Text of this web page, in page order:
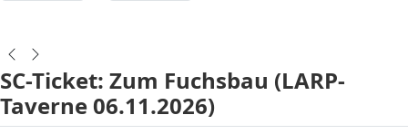
SC-Ticket: Zum Fuchsbau (LARP-
Taverne 06.11.2026)